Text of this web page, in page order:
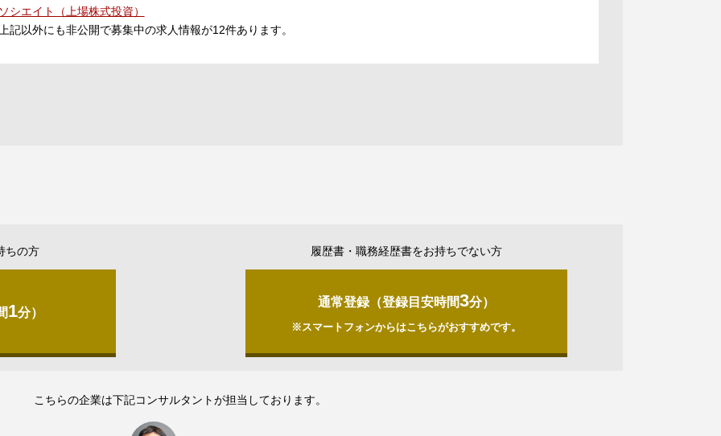
シエイト（上場株式投資）
記以外にも非公開で募集中の求人情報が12件あります。
ちの方
1分）
履歴書・職務経歴書をお持ちでない方
通常登録（登録目安時間3分）
※スマートフォンからはこちらがおすすめです。
こちらの企業は下記コンサルタントが担当しております。